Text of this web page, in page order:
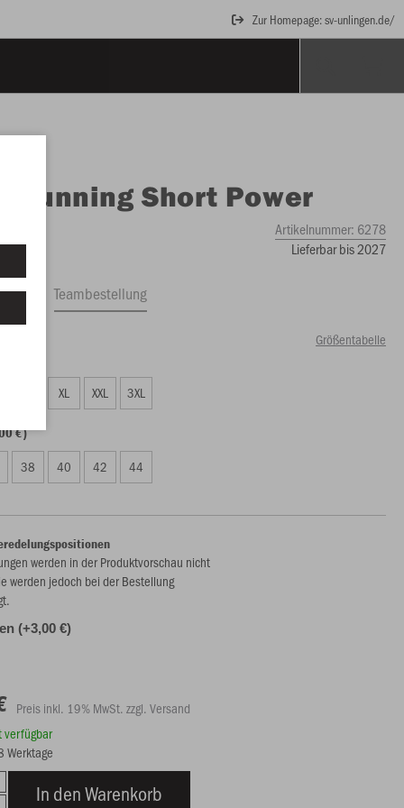
Zur Homepage: sv-unlingen.de/
Running Short Power
Artikelnummer: 6278
Lieferbar bis 2027
Teambestellung
Größentabelle
XL XXL 3XL
€)
38 40 42 44
werden in der Produktvorschau nicht
werden jedoch bei der Bestellung
(+3,00 €)
Preis inkl. 19% MwSt. zzgl. Versand
verfügbar
Werktage
In den Warenkorb